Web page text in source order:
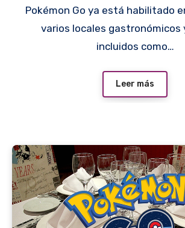
Pokémon Go ya está habilitado en Paraguay y
varios locales gastronómicos
incluidos como…
Leer más